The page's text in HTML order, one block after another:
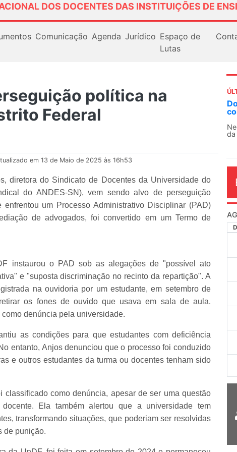
DOS DOCENTES DAS INSTITUIÇÕES DE
Comunicação Agenda Jurídico Espaço de
Lutas
política na
Federal
em 13 de Maio de 2025 às 16h53
diretora do Sindicato de Docentes da Universidade do
do ANDES-SN), vem sendo alvo de perseguição
um Processo Administrativo Disciplinar (PAD)
de advogados, foi convertido em um Termo de
instaurou o PAD sob as alegações de "possível ato
e "suposta discriminação no recinto da repartição". A
na ouvidoria por um estudante, em setembro de
os fones de ouvido que usava em sala de aula.
denúncia pela universidade.
as condições para que estudantes com deficiência
entanto, Anjos denunciou que o processo foi conduzido
e outros estudantes da turma ou docentes tenham sido
como denúncia, apesar de ser uma questão
docente. Ela também alertou que a universidade tem
transformando situações, que poderiam ser resolvidas
de punição.
O